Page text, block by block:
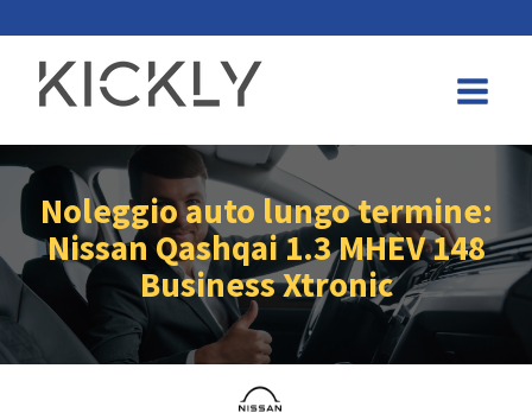
Noleggio auto lungo termine:
Nissan Qashqai 1.3 MHEV 148
Business Xtronic